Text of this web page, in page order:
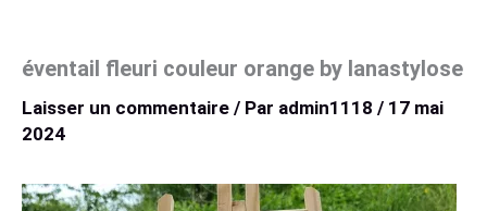
éventail fleuri couleur orange by lanastylose
Laisser un commentaire / Par admin1118 / 17 mai
2024